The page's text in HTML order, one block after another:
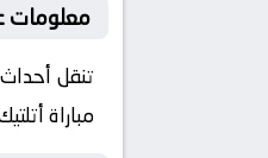
معلومات عن
مباراة